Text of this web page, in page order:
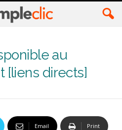
au
[liens directs]
Email Print